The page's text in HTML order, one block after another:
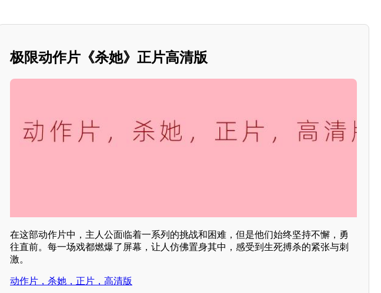
极限动作片《杀她》正片高清版
在这部动作片中，主人公面临着一系列的挑战和困难，但是他们始终坚持不懈，勇
往直前。每一场戏都燃爆了屏幕，让人仿佛置身其中，感受到生死搏杀的紧张与刺
激。
动作片，杀她，正片，高清版